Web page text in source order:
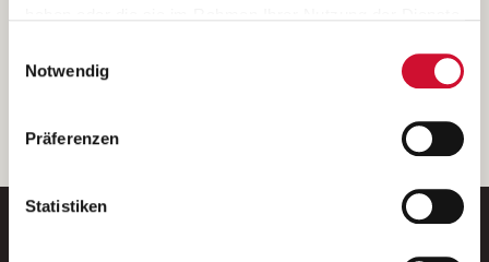
Wenn Sie auf „Cookies zulassen“ klicken, so stimmen
Sie der Speicherung sämtlicher Cookies zu. Sie können
Ihre Einwilligung selbstverständlich jederzeit widerrufen,
indem Sie die Cookie-Einstellungen aufrufen und diese
unserer
Notwendig
Präferenzen
Statistiken
Weitere Details können Sie der
entnehmen.